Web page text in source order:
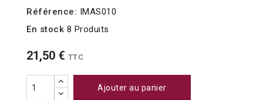
Référence: IMAS010
En stock 8 Produits
21,50 € TTC
Ajouter au panier